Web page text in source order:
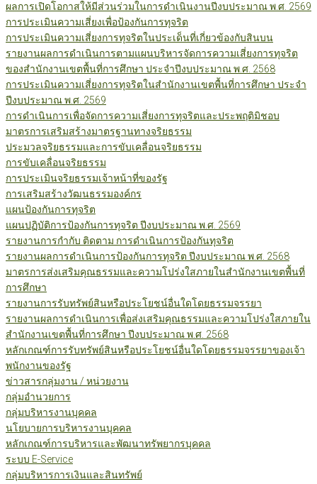
ผลการเปิดโอกาสให้มีส่วนร่วมในการดำเนินงานปีงบประมาณ พ.ศ. 2569
การประเมินความเสี่ยงเพื่อป้องกันการทุจริต
การประเมินความเสี่ยงการทุจริตในประเด็นที่เกี่ยวข้องกับสินบน
รายงานผลการดำเนินการตามแผนบริหารจัดการความเสี่ยงการทุจริต
ของสำนักงานเขตพื้นที่การศึกษา ประจำปีงบประมาณ พ.ศ. 2568
การประเมินความเสี่ยงการทุจริตในสำนักงานเขตพื้นที่การศึกษา ประจำ
ปีงบประมาณ พ.ศ. 2569
การดำเนินการเพื่อจัดการความเสี่ยงการทุจริตและประพฤติมิชอบ
มาตรการเสริมสร้างมาตรฐานทางจริยธรรม
ประมวลจริยธรรมและการขับเคลื่อนจริยธรรม
การขับเคลื่อนจริยธรรม
การประเมินจริยธรรมเจ้าหน้าที่ของรัฐ
การเสริมสร้างวัฒนธรรมองค์กร
แผนป้องกันการทุจริต
แผนปฏิบัติการป้องกันการทุจริต ปีงบประมาณ พ.ศ. 2569
รายงานการกำกับ ติดตาม การดำเนินการป้องกันทุจริต
รายงานผลการดำเนินการป้องกันการทุจริต ปีงบประมาณ พ.ศ. 2568
มาตรการส่งเสริมคุณธรรมและความโปร่งใสภายในสำนักงานเขตพื้นที่
การศึกษา
รายงานการรับทรัพย์สินหรือประโยชน์อื่นใดโดยธรรมจรรยา
รายงานผลการดำเนินการเพื่อส่งเสริมคุณธรรมและความโปร่งใสภายใน
สำนักงานเขตพื้นที่การศึกษา ปีงบประมาณ พ.ศ. 2568
หลักเกณฑ์การรับทรัพย์สินหรือประโยชน์อื่นใดโดยธรรมจรรยาของเจ้า
พนักงานของรัฐ
ข่าวสารกลุ่มงาน / หน่วยงาน
กลุ่มอำนวยการ
กลุ่มบริหารงานบุคคล
นโยบายการบริหารงานบุคคล
หลักเกณฑ์การบริหารและพัฒนาทรัพยากรบุคคล
ระบบ E-Service
กลุ่มบริหารการเงินและสินทรัพย์